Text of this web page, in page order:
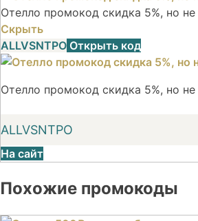
Отелло промокод скидка 5%, но
Скрыть
ALLVSNTPO Открыть код
Отелло промокод скидка 5%, но
ALLVSNTPO
На сайт
Похожие промокоды